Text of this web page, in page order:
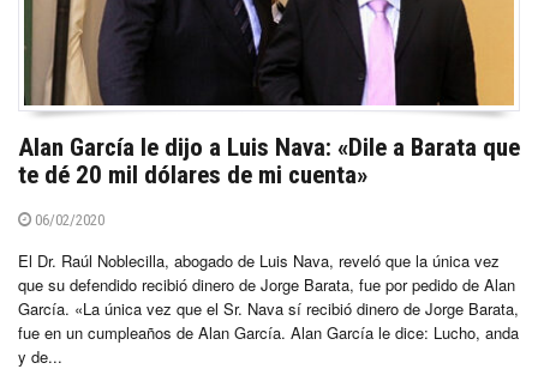
Alan García le dijo a Luis Nava: «Dile a Barata que
te dé 20 mil dólares de mi cuenta»
06/02/2020
El Dr. Raúl Noblecilla, abogado de Luis Nava, reveló que la única vez
que su defendido recibió dinero de Jorge Barata, fue por pedido de Alan
García. «La única vez que el Sr. Nava sí recibió dinero de Jorge Barata,
fue en un cumpleaños de Alan García. Alan García le dice: Lucho, anda
y de...